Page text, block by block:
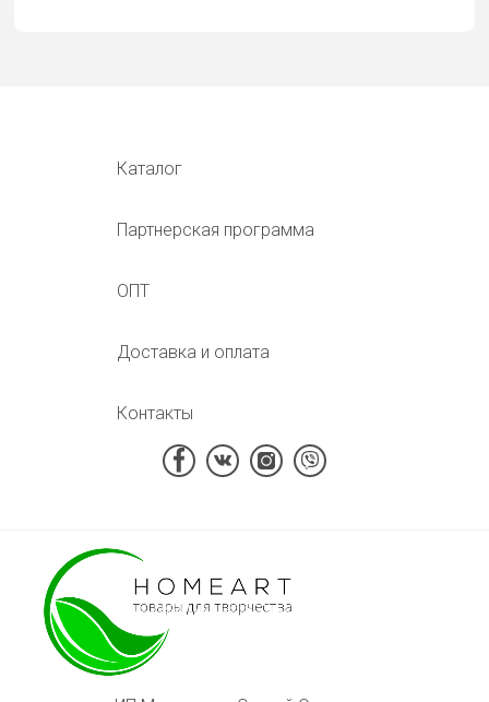
Каталог
Партнерская программа
ОПТ
Доставка и оплата
Контакты